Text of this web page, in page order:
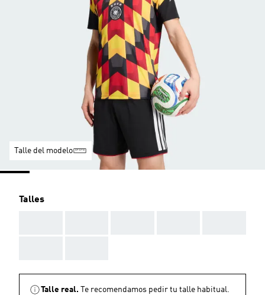
Talle del modelo
Talles
Talle real. Te recomendamos pedir tu talle habitual.